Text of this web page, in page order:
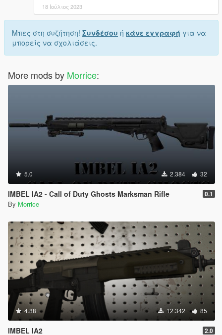
18 Ιούλιος 2023
Μπες στη συζήτηση! Συνδέσου ή κάνε εγγραφή για να
μπορείς να σχολιάσεις.
More mods by Morrice:
5.0 2.384 32
IMBEL IA2 - Call of Duty Ghosts Marksman Rifle 0.1
By Morrice
4.88 12.342 85
IMBEL IA2 2.0